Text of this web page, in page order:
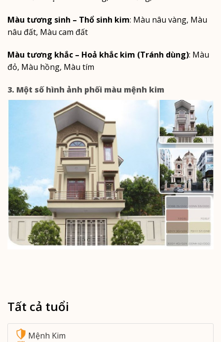
Màu tương sinh – Thổ sinh kim: Màu nâu vàng, Màu
nâu đất, Màu cam đất
Màu tương khắc – Hoả khắc kim (Tránh dùng): Màu
đỏ, Màu hồng, Màu tím
3. Một số hình ảnh phối màu mệnh kim
Tất cả tuổi
Mệnh Kim